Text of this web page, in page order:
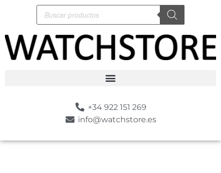
+34 922 151 269
info@watchstore.es